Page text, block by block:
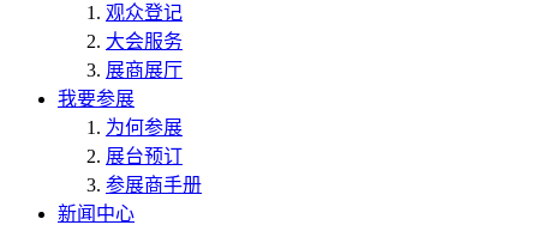
观众登记
大会服务
展商展厅
我要参展
为何参展
展台预订
参展商手册
新闻中心